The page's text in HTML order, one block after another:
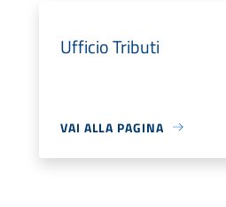
Ufficio Tributi
VAI ALLA PAGINA